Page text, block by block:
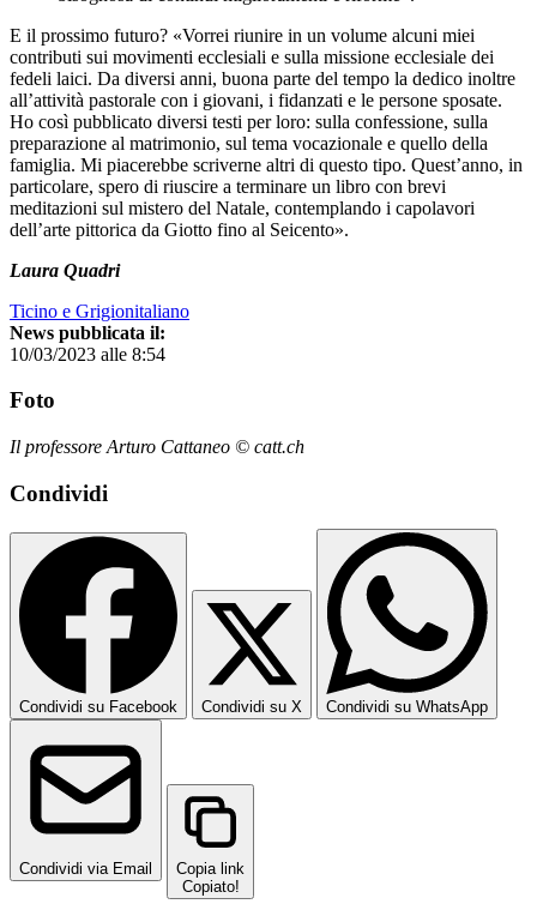
E il prossimo futuro? «Vorrei riunire in un volume alcuni miei
contributi sui movimenti ecclesiali e sulla missione ecclesiale dei
fedeli laici. Da diversi anni, buona parte del tempo la dedico inoltre
all’attività pastorale con i giovani, i fidanzati e le persone sposate.
Ho così pubblicato diversi testi per loro: sulla confessione, sulla
preparazione al matrimonio, sul tema vocazionale e quello della
famiglia. Mi piacerebbe scriverne altri di questo tipo. Quest’anno, in
particolare, spero di riuscire a terminare un libro con brevi
meditazioni sul mistero del Natale, contemplando i capolavori
dell’arte pittorica da Giotto fino al Seicento».
Laura Quadri
Ticino e Grigionitaliano
News pubblicata il:
10/03/2023 alle 8:54
Foto
Il professore Arturo Cattaneo © catt.ch
Condividi
Condividi su Facebook Condividi su X Condividi su WhatsApp
Condividi via Email
Copia link
Copiato!